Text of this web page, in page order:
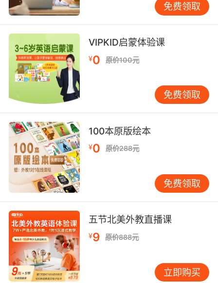
幼儿集中注意力的时间最多超不过30分钟，那么
我们就要合理安排孩子的上课时间。连续学习时
间太长的话不会有太明显的效果，因此要把握住
孩子学习的习惯和规律，可以让孩子每天练习口
语3次而每次练习15分钟，肯定要比一天只练习
一次而一次就练习45分钟的效果好。
现在网上的少儿口语课程的安排都是比较合理
培训机构就可以了，这样对于孩子的口语锻炼是
有很大的帮助的，孩子的口语练好了自然可以更
好地进行其他方面的学习。
免费领取
VIPKID启蒙体验课
¥0 原价100元
免费领取
100本原版绘本
¥0 原价288元
免费领取
五节北美外教直播课
¥9 原价888元
立即购买